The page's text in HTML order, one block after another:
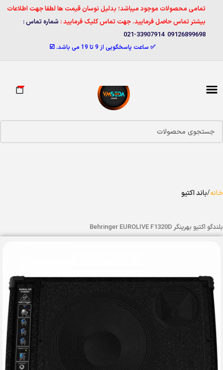
تمامی محصولات موجود میباشد؛ بدلیل نوسان قیمت ها لطفا جهت اطلاعات
بیشتر تماس حاصل فرمایید. جهت تماس کلیک فرمایید : شماره تماس :
09126899698 33907914-021
✅ ساعت پاسخگویی از 9 تا 19 می باشد. ☑️
0
خانه باند اکتیو
بلندگو اکتیو بهرینگر Behringer EUROLIVE F1320D